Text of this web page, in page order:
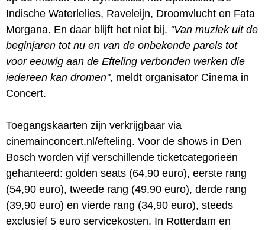
Indische Waterlelies, Raveleijn, Droomvlucht en Fata
Morgana. En daar blijft het niet bij. "Van muziek uit de
beginjaren tot nu en van de onbekende parels tot
voor eeuwig aan de Efteling verbonden werken die
iedereen kan dromen", meldt organisator Cinema in
Concert.
Toegangskaarten zijn verkrijgbaar via
cinemainconcert.nl/efteling. Voor de shows in Den
Bosch worden vijf verschillende ticketcategorieën
gehanteerd: golden seats (64,90 euro), eerste rang
(54,90 euro), tweede rang (49,90 euro), derde rang
(39,90 euro) en vierde rang (34,90 euro), steeds
exclusief 5 euro servicekosten. In Rotterdam en